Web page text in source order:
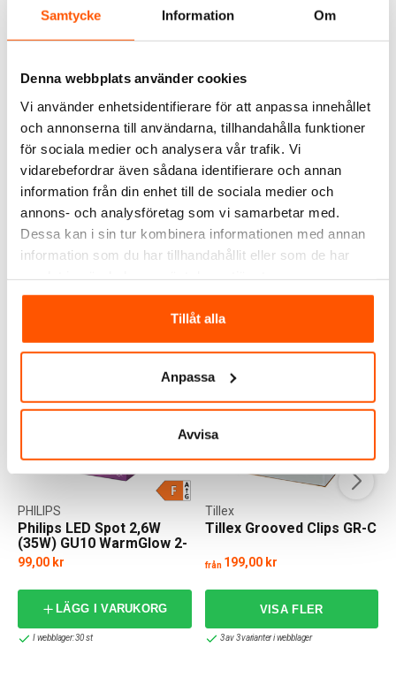
Samtycke Information Om
Denna webbplats använder cookies
Vi använder enhetsidentifierare för att anpassa innehållet
och annonserna till användarna, tillhandahålla funktioner
för sociala medier och analysera vår trafik. Vi
vidarebefordrar även sådana identifierare och annan
information från din enhet till de sociala medier och
annons- och analysföretag som vi samarbetar med.
Dessa kan i sin tur kombinera informationen med annan
information som du har tillhandahållit eller som de har
Tillåt alla
Anpassa
Avvisa
Namron Twistline 42
BigBox Regelfäste
Namron
69,00 kr
LÄGG I VARUKORG
I webblager: 66 st
Namron Twistline 60
BigBox Regelfäste
Namron
79,00 kr
I webblager: 59 st
ANDRA KUNDER KÖPTE ÄVEN
Philips LED Spot 2,6W
(35W) GU10 WarmGlow 2-
pack
PHILIPS
99,00 kr
LÄGG I VARUKORG
I webblager: 30 st
Tillex Grooved Clips GR-C
Tillex
från 199,00 kr
3 av 3 varianter i webblager